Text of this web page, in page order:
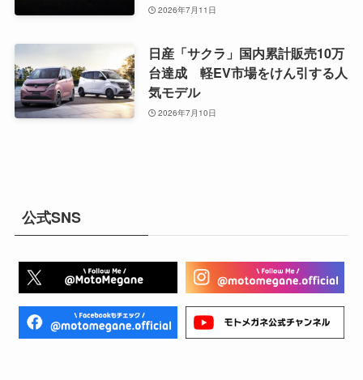
2026年7月11日
日産「サクラ」国内累計販売10万
台達成 軽EV市場をけん引する人
気モデル
2026年7月10日
公式SNS